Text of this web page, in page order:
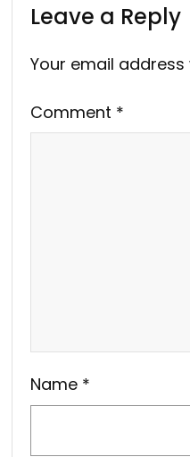
Leave a Reply
Your email
Comment *
Name *